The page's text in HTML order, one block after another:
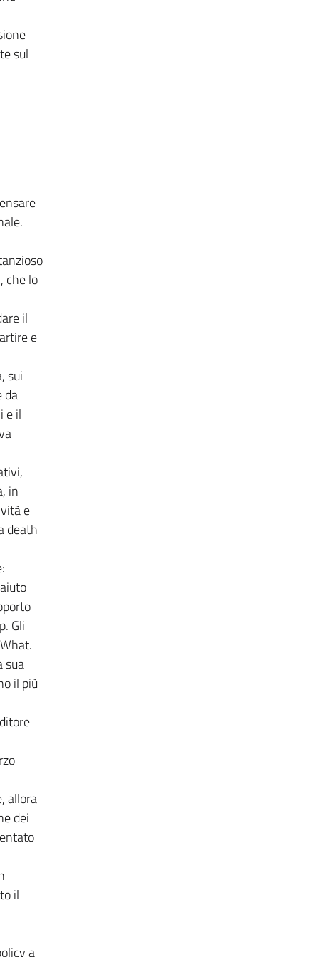
sul
che lo
il
e
sui
da
e il
in
e
death
Gli
sua
il più
allora
dei
il
a